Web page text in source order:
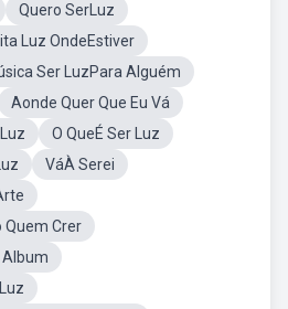
Quero SerLuz
Luz OndeEstiver
Ser LuzPara Alguém
Aonde Quer Que Eu Vá
O QueÉ Ser Luz
VáÀ Serei
Quem Crer
Album